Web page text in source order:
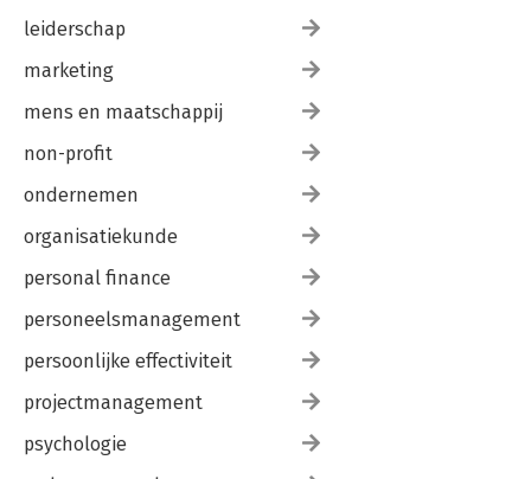
leiderschap
marketing
mens en maatschappij
non-profit
ondernemen
organisatiekunde
personal finance
personeelsmanagement
persoonlijke effectiviteit
projectmanagement
psychologie